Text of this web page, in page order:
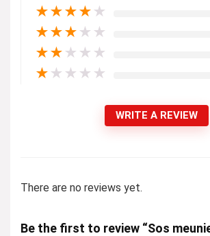
★★★★ ★
★★★ ★ ★
★★ ★ ★ ★
★ ★ ★ ★ ★
WRITE A REVIEW
There are no reviews yet.
Be the first to review “Sos